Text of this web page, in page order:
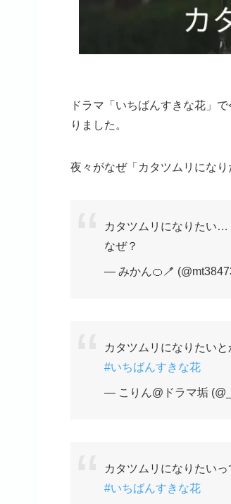
ドラマ「いちばんすきな花」
りました。
夜々がなぜ「カタツムリにな
カタツムリになりたい…
なぜ？
— みかん🍊🪥
カタツムリになりたい
#いちばんすきな花
— こりん@ドラマ垢
カタツムリになりたい
#いちばんすきな花